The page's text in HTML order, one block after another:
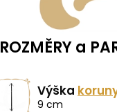
ROZMĚRY a
Výška
9 cm